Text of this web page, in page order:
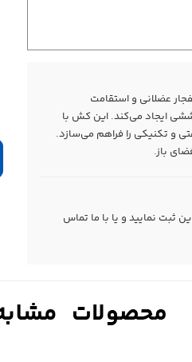
عضلانی و استقامت
ایجاد می‌کند. این کش با
و تکنیکی را فراهم می‌سازد.
باز.
ثبت نمایید و یا با ما تماس